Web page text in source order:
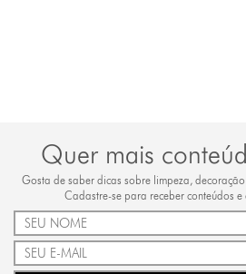
Quer mais
Gosta de saber dicas sobre limpeza,
Cadastre-se para receber conteúdos e